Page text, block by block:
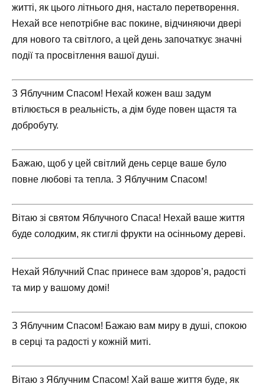
житті, як цього літнього дня, настало перетворення.
Нехай все непотрібне вас покине, відчиняючи двері
для нового та світлого, а цей день започаткує значні
події та просвітлення вашої душі.
З Яблучним Спасом! Нехай кожен ваш задум
втілюється в реальність, а дім буде повен щастя та
добробуту.
Бажаю, щоб у цей світлий день серце ваше було
повне любові та тепла. З Яблучним Спасом!
Вітаю зі святом Яблучного Спаса! Нехай ваше життя
буде солодким, як стиглі фрукти на осінньому дереві.
Нехай Яблучний Спас принесе вам здоров’я, радості
та мир у вашому домі!
З Яблучним Спасом! Бажаю вам миру в душі, спокою
в серці та радості у кожній миті.
Вітаю з Яблучним Спасом! Хай ваше життя буде, як